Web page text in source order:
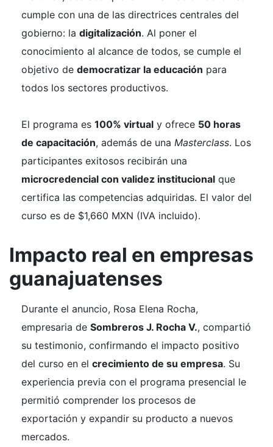
cumple con una de las directrices centrales del
gobierno: la digitalización. Al poner el
conocimiento al alcance de todos, se cumple el
objetivo de democratizar la educación para
todos los sectores productivos.
El programa es 100% virtual y ofrece 50 horas
de capacitación, además de una Masterclass. Los
participantes exitosos recibirán una
microcredencial con validez institucional que
certifica las competencias adquiridas. El valor del
curso es de $1,660 MXN (IVA incluido).
Impacto real en empresas
guanajuatenses
Durante el anuncio, Rosa Elena Rocha,
empresaria de Sombreros J. Rocha V., compartió
su testimonio, confirmando el impacto positivo
del curso en el crecimiento de su empresa. Su
experiencia previa con el programa presencial le
permitió comprender los procesos de
exportación y expandir su producto a nuevos
mercados.